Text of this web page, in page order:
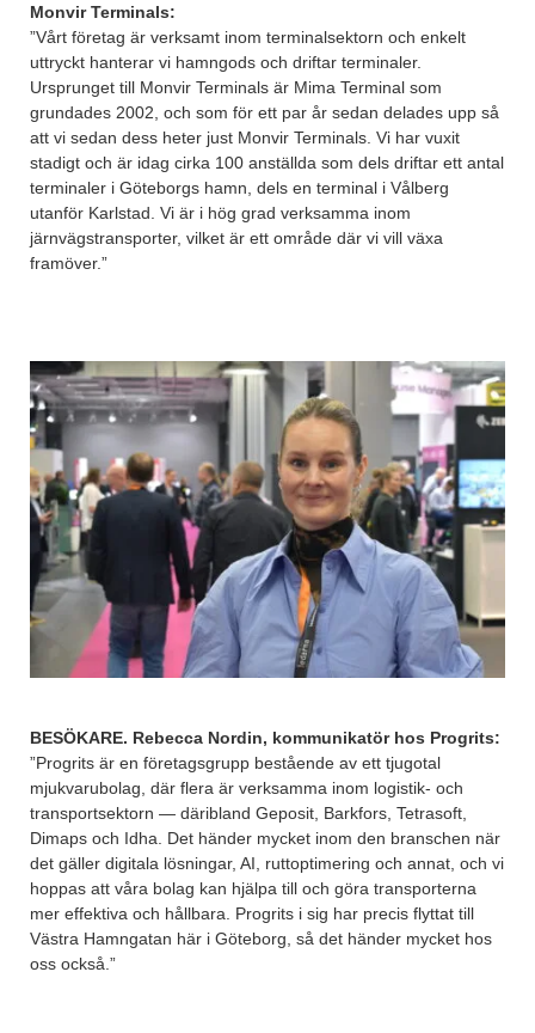
Monvir Terminals:
”Vårt företag är verksamt inom terminalsektorn och enkelt
uttryckt hanterar vi hamngods och driftar terminaler.
Ursprunget till Monvir Terminals är Mima Terminal som
grundades 2002, och som för ett par år sedan delades upp så
att vi sedan dess heter just Monvir Terminals. Vi har vuxit
stadigt och är idag cirka 100 anställda som dels driftar ett antal
terminaler i Göteborgs hamn, dels en terminal i Vålberg
utanför Karlstad. Vi är i hög grad verksamma inom
järnvägstransporter, vilket är ett område där vi vill växa
framöver.”
BESÖKARE. Rebecca Nordin, kommunikatör hos Progrits:
”Progrits är en företagsgrupp bestående av ett tjugotal
mjukvarubolag, där flera är verksamma inom logistik- och
transportsektorn — däribland Geposit, Barkfors, Tetrasoft,
Dimaps och Idha. Det händer mycket inom den branschen när
det gäller digitala lösningar, AI, ruttoptimering och annat, och vi
hoppas att våra bolag kan hjälpa till och göra transporterna
mer effektiva och hållbara. Progrits i sig har precis flyttat till
Västra Hamngatan här i Göteborg, så det händer mycket hos
oss också.”